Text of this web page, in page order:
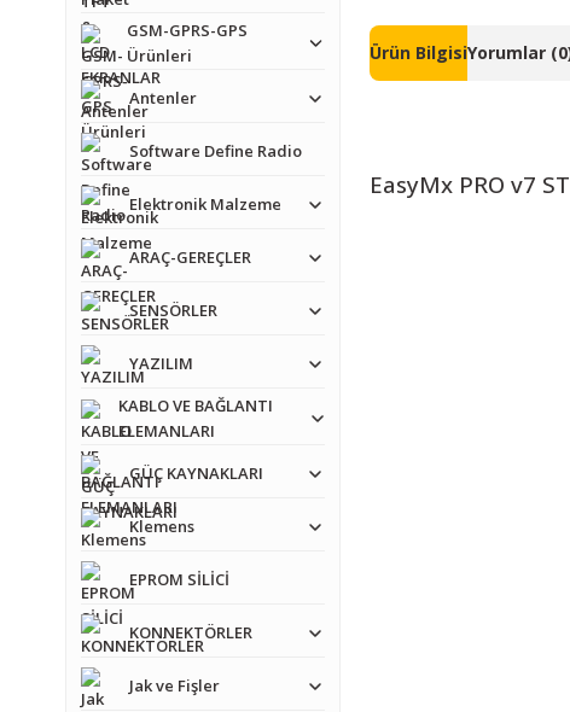
GSM-GPRS-GPS
Ürünleri
Antenler
Software Define Radio
Elektronik Malzeme
ARAÇ-GEREÇLER
SENSÖRLER
YAZILIM
KABLO VE BAĞLANTI
ELEMANLARI
GÜÇ KAYNAKLARI
Klemens
EPROM SİLİCİ
KONNEKTÖRLER
Jak ve Fişler
Ürün BilgisiYorumlar
EasyMx PRO v7